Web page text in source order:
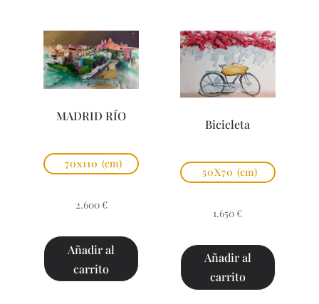
MADRID RÍO
70x110 (cm)
2.600 €
Añadir al
carrito
Bicicleta
50X70 (cm)
1.650 €
Añadir al
carrito